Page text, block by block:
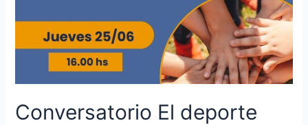
Conversatorio El deporte